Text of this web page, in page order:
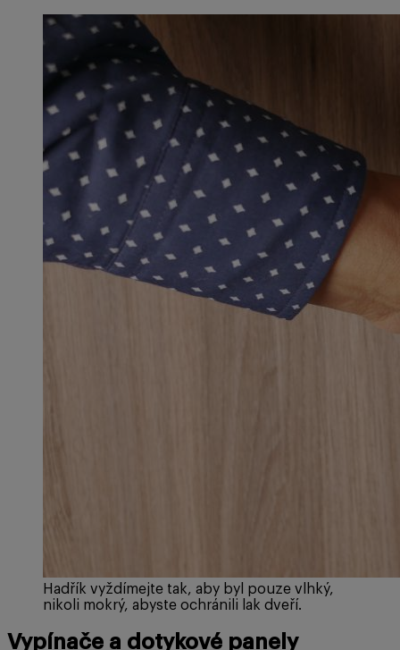
Hadřík vyždímejte tak, aby byl pouze vlhký,
nikoli mokrý, abyste ochránili lak dveří.
Vypínače a dotykové panely